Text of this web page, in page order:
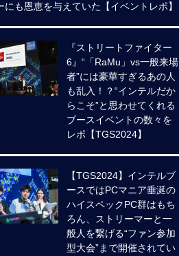
にも恩恵を与えていた【イベントレポ】
『ストリートファイター
6』“「RaMu」vs一般来場
者”には豪華すぎるあの人
も乱入！？“インテルだか
らこそ”と思わせてくれる
ブースイベントの数々を
レポ【TGS2024】
【TGS2024】インテルブ
ースではPCマニア垂涎の
ハイスペックPC群はもち
ろん、ストリーマーと一
般人を繋げる“ファン参加
型大会”まで開催されてい